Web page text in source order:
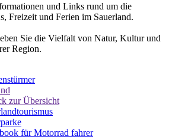
und Links rund um die
Freizeit und Ferien im Sauerland.
Sie die Vielfalt von Natur, Kultur und
Region.
zur Übersicht
für Motorrad fahrer